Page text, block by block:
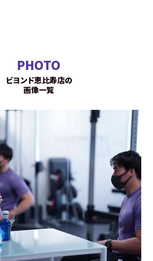
PHOTO
ビヨンド恵比寿店の
画像一覧